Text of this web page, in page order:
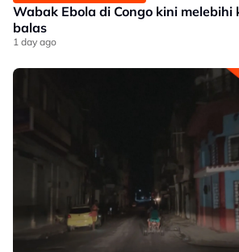
Wabak Ebola di Congo kini
balas
1 day ago